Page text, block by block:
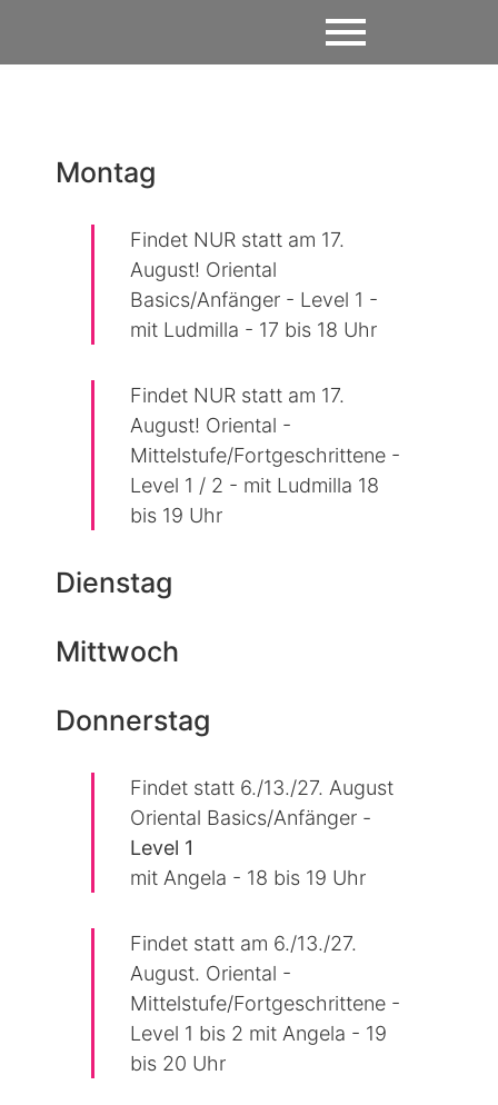
Montag
Findet NUR statt am 17.
August! Oriental
Basics/Anfänger - Level 1 -
mit Ludmilla - 17 bis 18 Uhr
Findet NUR statt am 17.
August! Oriental -
Mittelstufe/Fortgeschrittene -
Level 1 / 2 - mit Ludmilla 18
bis 19 Uhr
Dienstag
Mittwoch
Donnerstag
Findet statt 6./13./27. August
Oriental Basics/Anfänger -
Level 1
mit Angela - 18 bis 19 Uhr
Findet statt am 6./13./27.
August. Oriental -
Mittelstufe/Fortgeschrittene -
Level 1 bis 2 mit Angela - 19
bis 20 Uhr